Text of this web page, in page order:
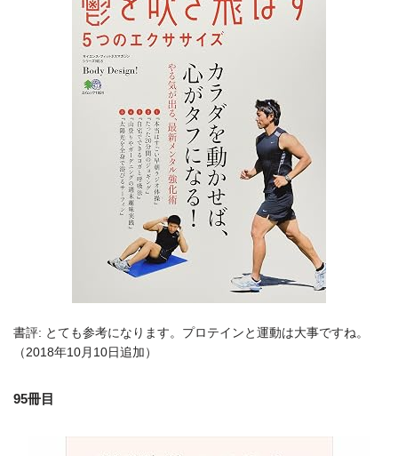
書評: とても参考になります。プロテインと運動は大事ですね。
（2018年10月10日追加）
95冊目